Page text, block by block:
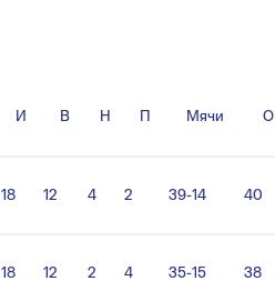
И В Н П Мячи О
18 12 4 2 39-14 40
18 12 2 4 35-15 38